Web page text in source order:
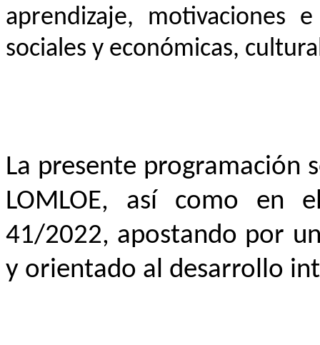
aprendizaje, motivaciones
sociales y económicas,
La presente programación
LOMLOE, así como en
41/2022, apostando por
y orientado al desarrollo